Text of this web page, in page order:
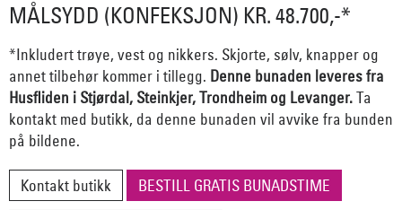
MÅLSYDD (KONFEKSJON) KR. 48.700,-*
*Inkludert trøye, vest og nikkers. Skjorte, sølv, knapper og
annet tilbehør kommer i tillegg. Denne bunaden leveres fra
Husfliden i Stjørdal, Steinkjer, Trondheim og Levanger.Ta
kontakt med butikk, da denne bunaden vil avvike fra bunden
på bildene.
Kontakt butikk BESTILL GRATIS BUNADSTIME